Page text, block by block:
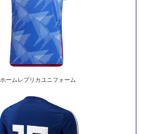
ホームレプリカユニフォーム